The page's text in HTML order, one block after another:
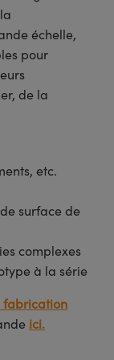
échelle,
pour
de la
etc.
surface de
complexes
à la série
fabrication
ici.